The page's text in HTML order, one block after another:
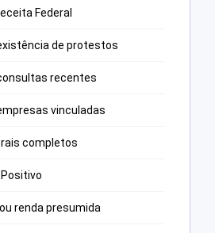
Federal
de protestos
recentes
vinculadas
completos
renda presumida